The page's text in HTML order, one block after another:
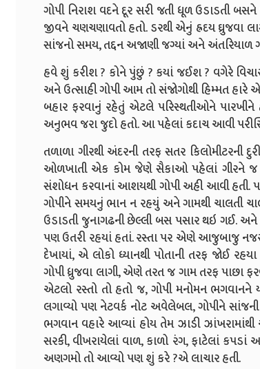
ગોપી નિરાશ વદને દૂર સરી જતી ધૂળ ઉડાડતી
જીવને ચણચણાવતો હતો. ડરથી એનું હ્રદય ઘ્રુજવા
સાંજનો સમય, તદ્દન અજાણી જગ્યાં અને અંતરિયાળ
હવે શું કરીશ ? કોને પુંછું ? કયાં જઈશ ? વગેરે
અને ઉત્સાહી ગોપી આમ તો સંજોગોથી હિમ્મત હારે
બહાર ફરવાનું રહેતું એટલે પરિસ્થતીઓને
અનુભવ જરા જુદો હતો. આ પહેલાં કદાચ આવી
તળાળા ગીરથી અંદરની તરફ સતર કિલોમીટરની
ઓળખાતી એક કોમ જેણે સૈકાઓ પહેલાં ગીરને જ
સંશોધન કરવાનાં આશયથી ગોપી અહી આવી હતી.
ગોપીને સમયનું ભાન ન રહયું અને ગામથી ચાલતી
ઉડાડતી જુનાગઢની છેલ્લી બસ પસાર થઇ ગઈ.
પણ ઉતરી રહયાં હતાં. રસ્તા પર એણે આજુબાજુ નજર
દેખાયાં, એ લોકો ધ્યાનથી પોતાની તરફ જોઈ
ગોપી ધ્રુજવા લાગી, એણે તરત જ ગામ તરફ પાછા
એટલો રસ્તો તો હતો જ, ગોપી મનોમન
લગાવ્યો પણ નેટવર્ક નોટ અવેલેબલ, ગોપીને
ભગવાન વહારે આવ્યાં હોય તેમ ઝાડી
સરકી, વીખરાયેલાં વાળ, કાળો રંગ, ફાટેલાં
અણગમો તો આવ્યો પણ શું કરે ?એ લાચાર હતી.